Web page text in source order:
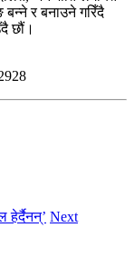
बन्ने र बनाउने गरिँदै
छौं।
हेर्दैनन्’ Next